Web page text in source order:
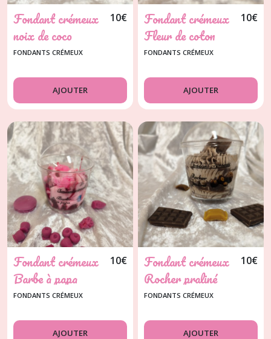
Fondant crémeux
noix de coco
10€
FONDANTS CRÉMEUX
AJOUTER
Fondant crémeux
Fleur de coton
10€
FONDANTS CRÉMEUX
AJOUTER
Fondant crémeux
Barbe à papa
10€
FONDANTS CRÉMEUX
AJOUTER
Fondant crémeux
Rocher praliné
10€
FONDANTS CRÉMEUX
AJOUTER